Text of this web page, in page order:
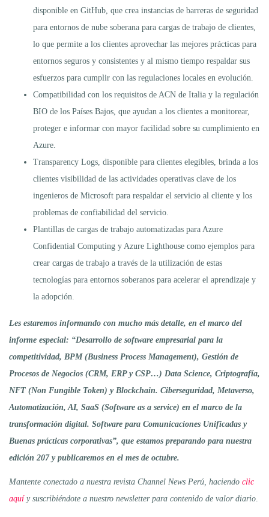
disponible en GitHub, que crea instancias de barreras de seguridad
para entornos de nube soberana para cargas de trabajo de clientes,
lo que permite a los clientes aprovechar las mejores prácticas para
entornos seguros y consistentes y al mismo tiempo respaldar sus
esfuerzos para cumplir con las regulaciones locales en evolución.
Compatibilidad con los requisitos de ACN de Italia y la regulación
BIO de los Países Bajos, que ayudan a los clientes a monitorear,
proteger e informar con mayor facilidad sobre su cumplimiento en
Azure.
Transparency Logs, disponible para clientes elegibles, brinda a los
clientes visibilidad de las actividades operativas clave de los
ingenieros de Microsoft para respaldar el servicio al cliente y los
problemas de confiabilidad del servicio.
Plantillas de cargas de trabajo automatizadas para Azure
Confidential Computing y Azure Lighthouse como ejemplos para
crear cargas de trabajo a través de la utilización de estas
tecnologías para entornos soberanos para acelerar el aprendizaje y
la adopción.
Les estaremos informando con mucho más detalle, en el marco del
informe especial: “Desarrollo de software empresarial para la
competitividad, BPM (Business Process Management), Gestión de
Procesos de Negocios (CRM, ERP y CSP…) Data Science, Criptografía,
NFT (Non Fungible Token) y Blockchain. Ciberseguridad, Metaverso,
Automatización, AI, SaaS (Software as a service) en el marco de la
transformación digital. Software para Comunicaciones Unificadas y
Buenas prácticas corporativas”, que estamos preparando para nuestra
edición 207 y publicaremos en el mes de octubre.
Mantente conectado a nuestra revista Channel News Perú, haciendo clic
aquíy suscribiéndote a nuestro newsletter para contenido de valor diario